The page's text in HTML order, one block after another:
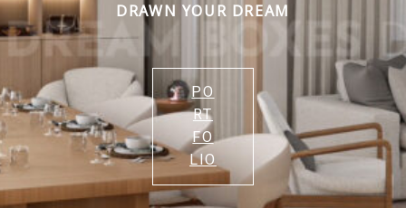
DRAWN YOUR DREAM
PO
RT
FO
LIO